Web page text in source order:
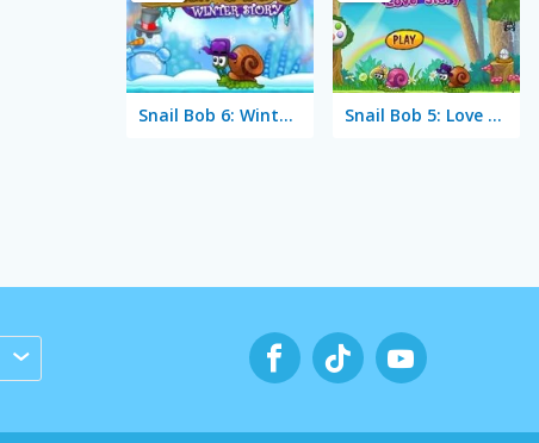
Snail Bob 6: Winter Story Snail Bob 5: Love Story